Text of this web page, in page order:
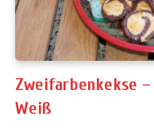
Zweifarbenkekse –
Weiß